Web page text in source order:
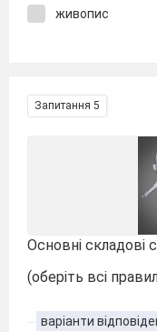
живопис
Запитання 5
Основні
(оберіть всі
варіанти